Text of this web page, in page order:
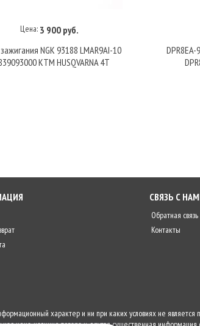
В корзину
Цена: 3 900 руб.
NGK 93188 LMAR9AI-10
KTM HUSQVARNA 4T
СВЯЗЬ С
Обратная связь
Контакты
характер и ни при каких условиях не